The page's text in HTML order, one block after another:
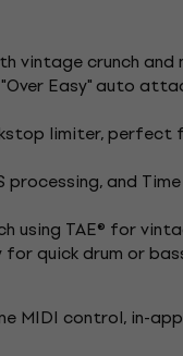
vintage crunch and
Easy" auto
limiter, perfect
processing, and
using TAE® for
quick drum or
MIDI control, in-